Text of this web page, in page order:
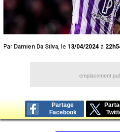
Par Damien Da Silva, le 13/04/2024 à
emplacement
Partage
Facebook